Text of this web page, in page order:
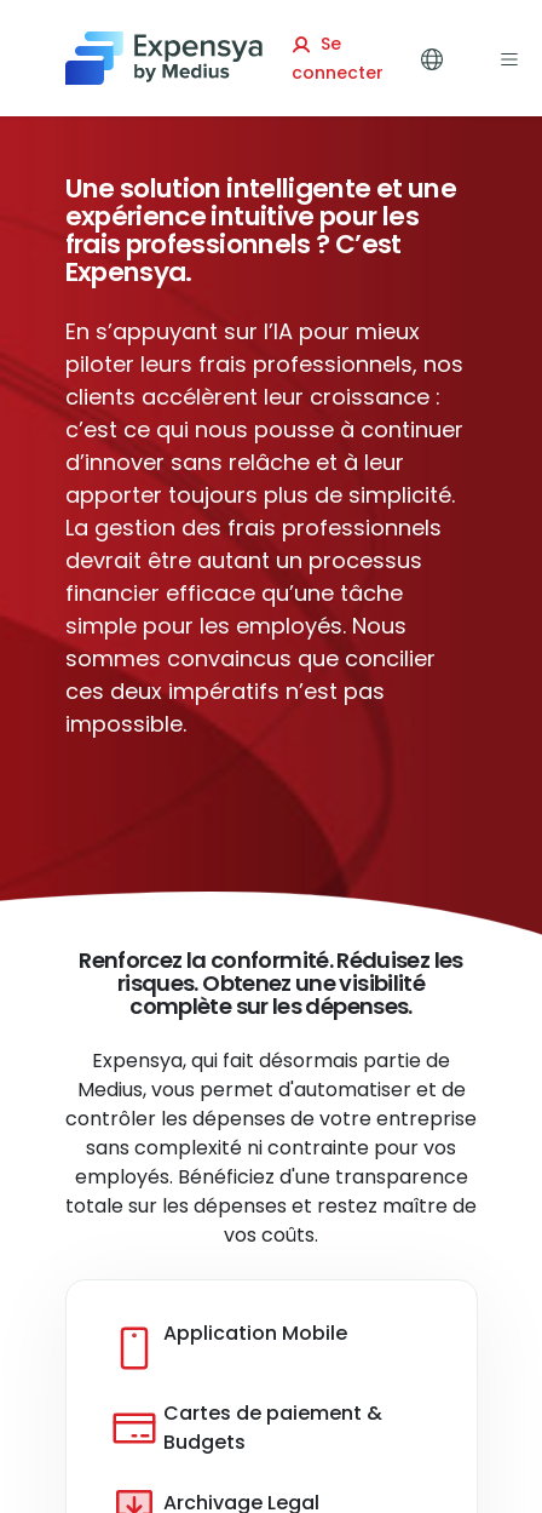
Expensya
Se
connecter
Une solution intelligente et une
expérience intuitive pour les
frais professionnels ? C’est
Expensya.
En s’appuyant sur l’IA pour mieux
piloter leurs frais professionnels, nos
clients accélèrent leur croissance :
c’est ce qui nous pousse à continuer
d’innover sans relâche et à leur
apporter toujours plus de simplicité.
La gestion des frais professionnels
devrait être autant un processus
financier efficace qu’une tâche
simple pour les employés. Nous
sommes convaincus que concilier
ces deux impératifs n’est pas
impossible.
Renforcez la conformité. Réduisez les
risques. Obtenez une visibilité
complète sur les dépenses.
Expensya, qui fait désormais partie de
Medius, vous permet d'automatiser et de
contrôler les dépenses de votre entreprise
sans complexité ni contrainte pour vos
employés. Bénéficiez d'une transparence
totale sur les dépenses et restez maître de
vos coûts.
Application Mobile
Cartes de paiement &
Budgets
Archivage Legal